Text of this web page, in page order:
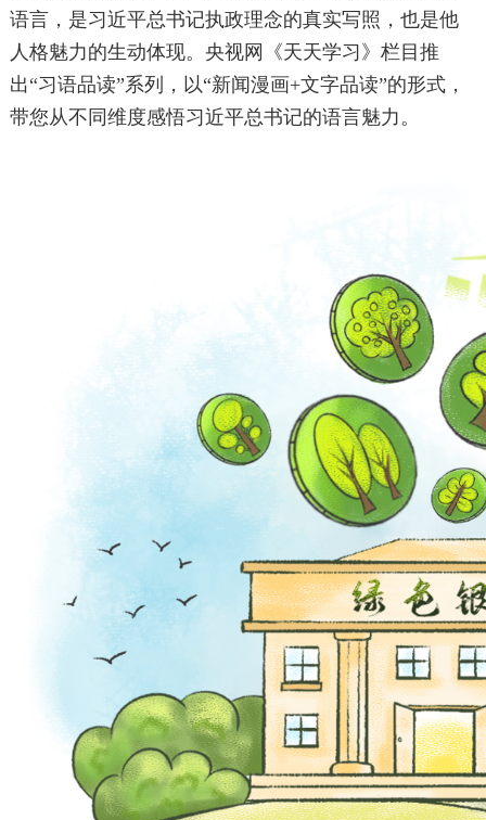
语言，是习近平总书记执政理念的真实写照，也是他
人格魅力的生动体现。央视网《天天学习》栏目推
出“习语品读”系列，以“新闻漫画+文字品读”的形式，
带您从不同维度感悟习近平总书记的语言魅力。